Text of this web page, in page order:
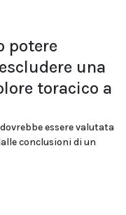
potere
una
toracico a
essere valutata
conclusioni di un